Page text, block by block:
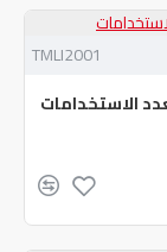
TMLI2001